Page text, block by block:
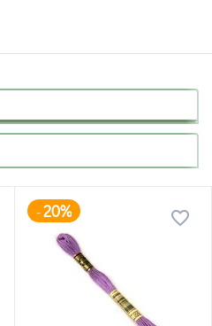
-20%